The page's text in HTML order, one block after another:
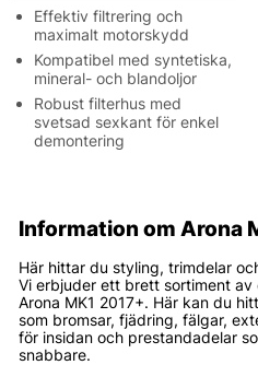
Effektiv filtrering och
maximalt motorskydd
Kompatibel med syntetiska,
mineral- och blandoljor
Robust filterhus med
svetsad sexkant för enkel
demontering
Information om Arona
Här hittar du styling, trimdelar
Vi erbjuder ett brett sortiment av
Arona MK1 2017+. Här kan du
som bromsar, fjädring, fälgar,
för insidan och prestandadelar
snabbare.